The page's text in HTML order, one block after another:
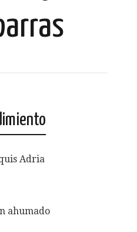
Adria
ahumado